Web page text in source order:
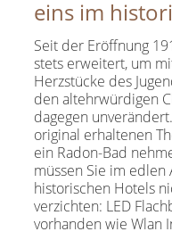
eins im
Seit der Eröffnung
stets erweitert, um
Herzstücke des
den altehrwürdigen
dagegen
original erhaltenen
ein Radon-Bad
müssen Sie im
historischen Hotels
verzichten: LED
vorhanden wie Wlan